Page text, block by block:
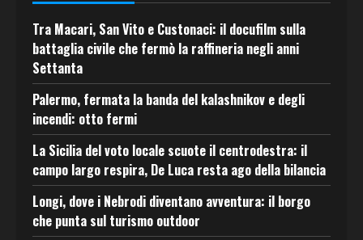
Tra Macari, San Vito e Custonaci: il docufilm sulla
battaglia civile che fermò la raffineria negli anni
Settanta
Palermo, fermata la banda del kalashnikov e degli
incendi: otto fermi
La Sicilia del voto locale scuote il centrodestra: il
campo largo respira, De Luca resta ago della bilancia
Longi, dove i Nebrodi diventano avventura: il borgo
che punta sul turismo outdoor